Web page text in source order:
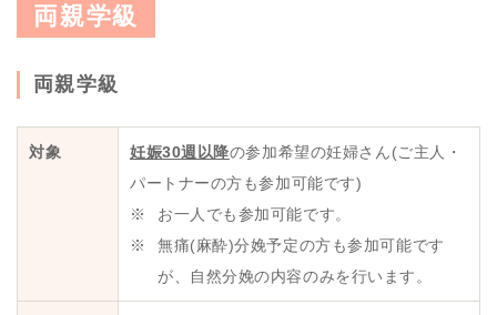
両親学級
両親学級
対象 妊娠30週以降の参加希望の妊婦さん(ご主人・
パートナーの方も参加可能です)
お一人でも参加可能です。
無痛(麻酔)分娩予定の方も参加可能です
が、自然分娩の内容のみを行います。